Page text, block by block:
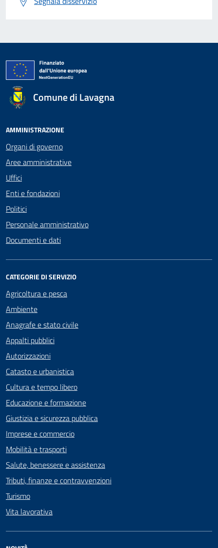
Comune di Lavagna
AMMINISTRAZIONE
Organi di governo
Aree amministrative
Uffici
Enti e fondazioni
Politici
Personale amministrativo
Documenti e dati
CATEGORIE DI SERVIZIO
Agricoltura e pesca
Ambiente
Anagrafe e stato civile
Appalti pubblici
Autorizzazioni
Catasto e urbanistica
Cultura e tempo libero
Educazione e formazione
Giustizia e sicurezza pubblica
Imprese e commercio
Mobilità e trasporti
Salute, benessere e assistenza
Tributi, finanze e contravvenzioni
Turismo
Vita lavorativa